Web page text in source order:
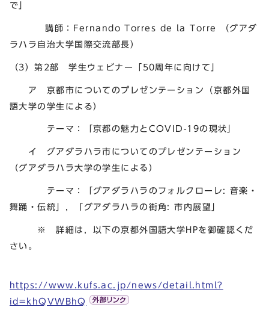
で」
講師：Fernando Torres de la Torre （グアダ
ラハラ自治大学国際交流部長）
（3）第2部 学生ウェビナー「50周年に向けて」
ア 京都市についてのプレゼンテーション（京都外国
語大学の学生による）
テーマ：「京都の魅力とCOVID-19の現状」
イ グアダラハラ市についてのプレゼンテーション
（グアダラハラ大学の学生による）
テーマ：「グアダラハラのフォルクローレ: 音楽・
舞踊・伝統」，「グアダラハラの街角: 市内展望」
※ 詳細は，以下の京都外国語大学HPを御確認くだ
さい。
https://www.kufs.ac.jp/news/detail.html?
id=khQVWBhQ